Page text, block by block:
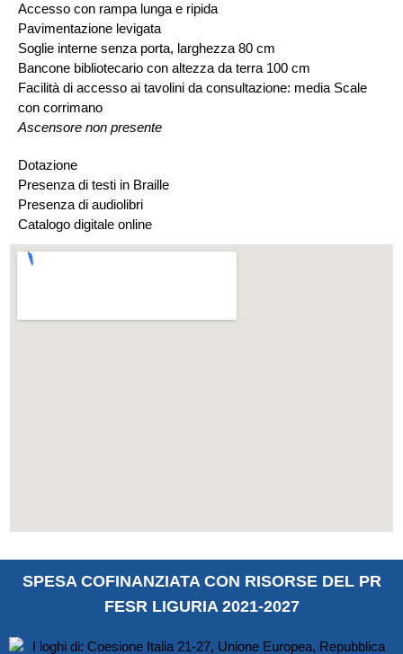
Accesso con rampa lunga e ripida
Pavimentazione levigata
Soglie interne senza porta, larghezza 80 cm
Bancone bibliotecario con altezza da terra 100 cm
Facilità di accesso ai tavolini da consultazione: media Scale
con corrimano
Ascensore non presente
Dotazione
Presenza di testi in Braille
Presenza di audiolibri
Catalogo digitale online
SPESA COFINANZIATA CON RISORSE DEL PR
FESR LIGURIA 2021-2027